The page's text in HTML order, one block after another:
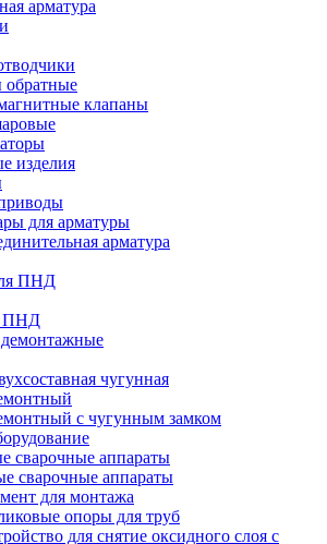
арматура
клапаны
изделия
для арматуры
арматура
ПНД
ПНД
чугунная
с чугунным замком
сварочные аппараты
сварочные аппараты
для монтажа
опоры для труб
для снятие оксидного слоя с